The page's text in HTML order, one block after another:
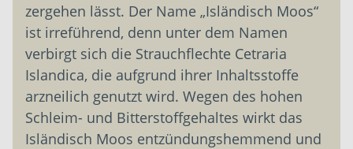
zergehen lässt. Der Name „Isländisch Moos“
ist irreführend, denn unter dem Namen
verbirgt sich die Strauchflechte Cetraria
Islandica, die aufgrund ihrer Inhaltsstoffe
arzneilich genutzt wird. Wegen des hohen
Schleim- und Bitterstoffgehaltes wirkt das
Isländisch Moos entzündungshemmend und